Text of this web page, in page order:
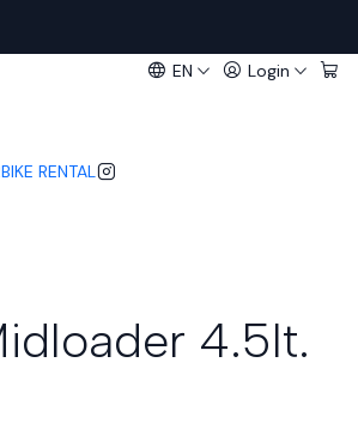
EN Login
BIKE RENTAL
4.5lt.